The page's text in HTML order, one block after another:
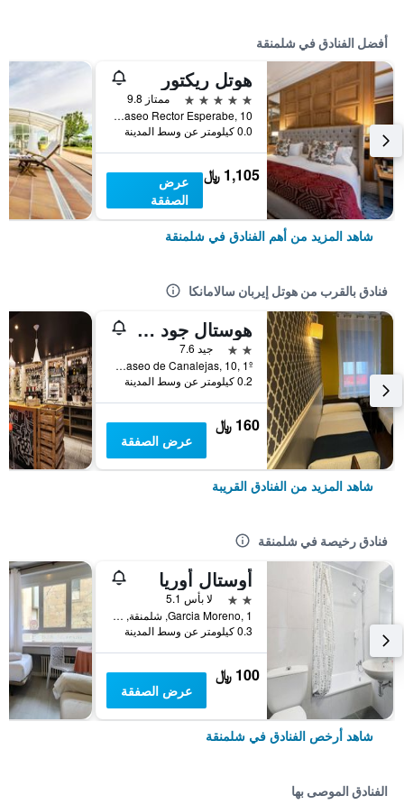
أفضل الفنادق في شلمنقة
هوتل ريكتور
5 نجوم
ممتاز 9.8
Paseo Rector Esperabe, 10, شلمنقة, مقاطعة سالامانكا, أسبانيا
0.0 كيلومتر عن وسط المدينة
1,105 ﷼
عرض
الصفقة
شاهد المزيد من أهم الفنادق في شلمنقة
فنادق بالقرب من هوتل إيربان سالامانكا
هوستال جود سالامانكا
2 نجمتين
جيد 7.6
Paseo de Canalejas, 10, 1º, شلمنقة, مقاطعة سالامانكا, أسبانيا
0.2 كيلومتر عن وسط المدينة
160 ﷼
عرض الصفقة
شاهد المزيد من الفنادق القريبة
فنادق رخيصة في شلمنقة
أوستال أوريا
2 نجمتين
لا بأس 5.1
Garcia Moreno, 1, شلمنقة, مقاطعة سالامانكا, أسبانيا
0.3 كيلومتر عن وسط المدينة
100 ﷼
عرض الصفقة
شاهد أرخص الفنادق في شلمنقة
الفنادق الموصى بها